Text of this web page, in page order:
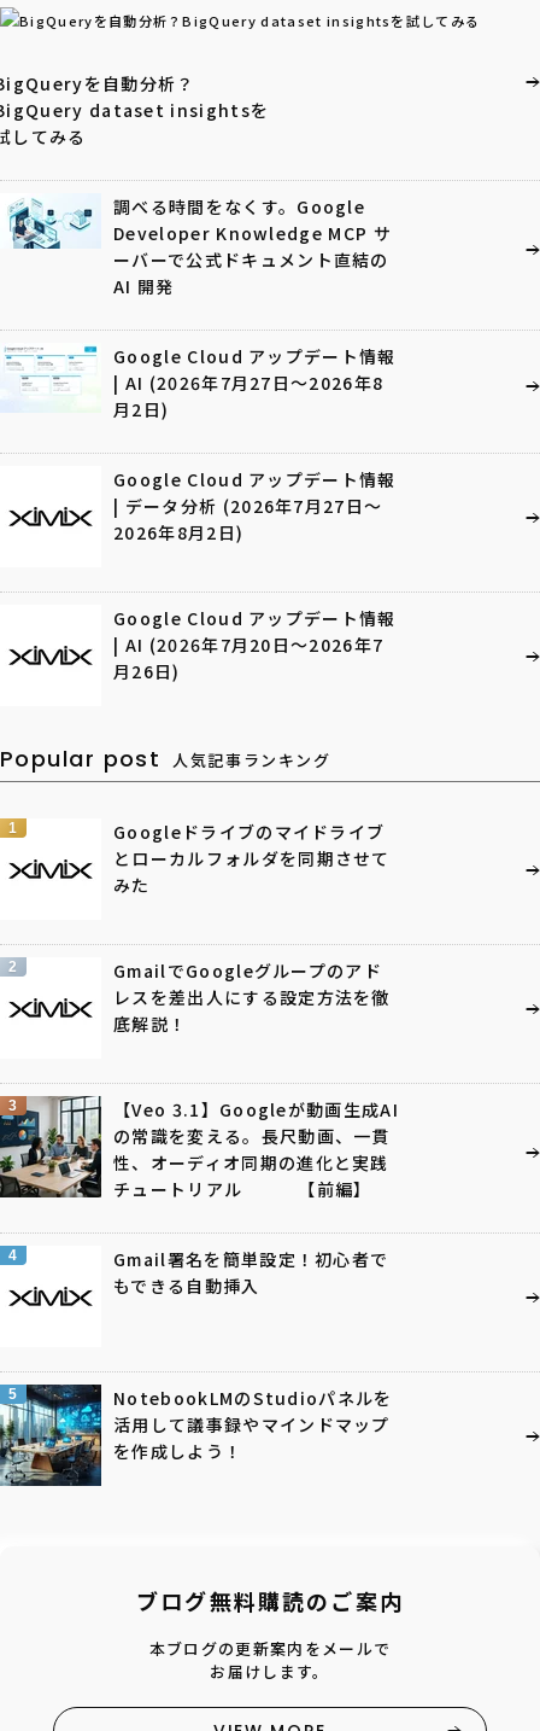
を自動分析？
dataset insightsを
してみる
調べる時間をなくす。Google
Developer Knowledge MCP サ
ーバーで公式ドキュメント直結の
AI 開発
Google Cloud アップデート情報
| AI (2026年7月27日〜2026年8
月2日)
Google Cloud アップデート情報
| データ分析 (2026年7月27日〜
2026年8月2日)
Google Cloud アップデート情報
| AI (2026年7月20日〜2026年7
月26日)
Popular post 人気記事ランキング
1
Googleドライブのマイドライブ
とローカルフォルダを同期させて
みた
2
GmailでGoogleグループのアド
レスを差出人にする設定方法を徹
底解説！
3
【Veo 3.1】Googleが動画生成AI
の常識を変える。長尺動画、一貫
性、オーディオ同期の進化と実践
チュートリアル 【前編】
4
Gmail署名を簡単設定！初心者で
もできる自動挿入
5
NotebookLMのStudioパネルを
活用して議事録やマインドマップ
を作成しよう！
ブログ無料購読のご案内
本ブログの更新案内をメールで
お届けします。